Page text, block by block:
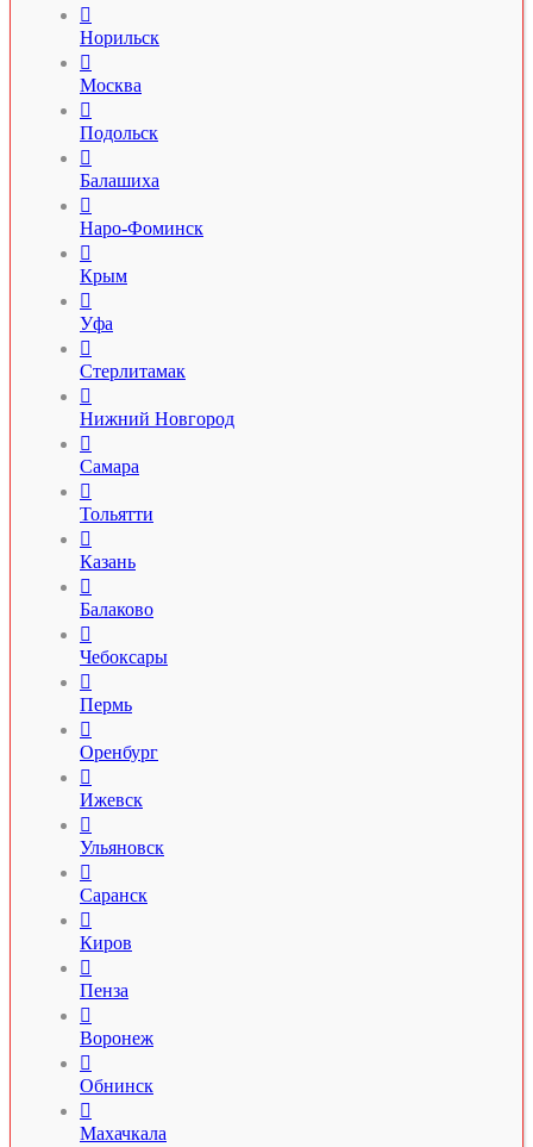

Норильск

Москва

Подольск

Балашиха

Наро-Фоминск

Крым

Уфа

Стерлитамак

Нижний Новгород

Самара

Тольятти

Казань

Балаково

Чебоксары

Пермь

Оренбург

Ижевск

Ульяновск

Саранск

Киров

Пенза

Воронеж

Обнинск

Махачкала